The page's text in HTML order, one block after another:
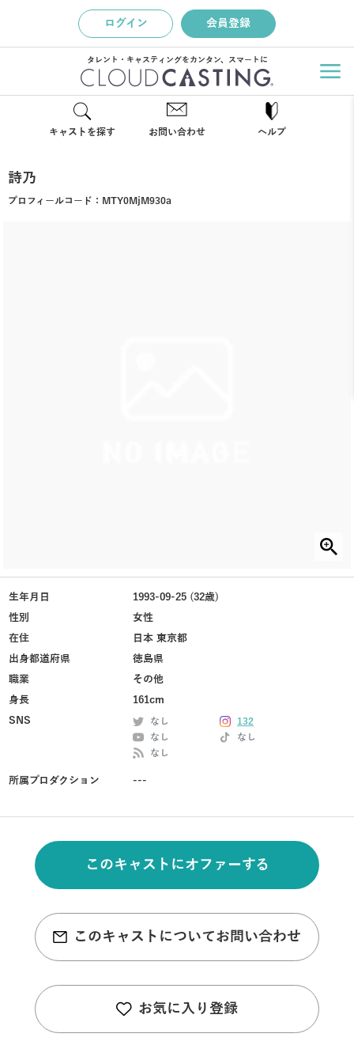
ログイン 会員登録
タレント・キャスティングをカンタン、スマートに
キャストを探す お問い合わせ ヘルプ
詩乃
プロフィールコード： MTY0MjM930a
生年月日
1993-09-25 (32歳)
性別
女性
在住
日本 東京都
出身都道府県
徳島県
職業
その他
身長
161cm
SNS
なし
132
なし
なし
なし
所属プロダクション ---
このキャストにオファーする
このキャストについてお問い合わせ
お気に入り登録